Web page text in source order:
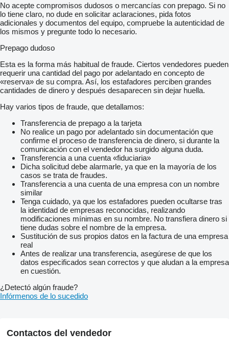
No acepte compromisos dudosos o mercancías con prepago. Si no
lo tiene claro, no dude en solicitar aclaraciones, pida fotos
adicionales y documentos del equipo, compruebe la autenticidad de
los mismos y pregunte todo lo necesario.
Prepago dudoso
Esta es la forma más habitual de fraude. Ciertos vendedores pueden
requerir una cantidad del pago por adelantado en concepto de
«reserva» de su compra. Así, los estafadores perciben grandes
cantidades de dinero y después desaparecen sin dejar huella.
Hay varios tipos de fraude, que detallamos:
Transferencia de prepago a la tarjeta
No realice un pago por adelantado sin documentación que
confirme el proceso de transferencia de dinero, si durante la
comunicación con el vendedor ha surgido alguna duda.
Transferencia a una cuenta «fiduciaria»
Dicha solicitud debe alarmarle, ya que en la mayoría de los
casos se trata de fraudes.
Transferencia a una cuenta de una empresa con un nombre
similar
Tenga cuidado, ya que los estafadores pueden ocultarse tras
la identidad de empresas reconocidas, realizando
modificaciones mínimas en su nombre. No transfiera dinero si
tiene dudas sobre el nombre de la empresa.
Sustitución de sus propios datos en la factura de una empresa
real
Antes de realizar una transferencia, asegúrese de que los
datos especificados sean correctos y que aludan a la empresa
en cuestión.
¿Detectó algún fraude?
Infórmenos de lo sucedido
Contactos del vendedor